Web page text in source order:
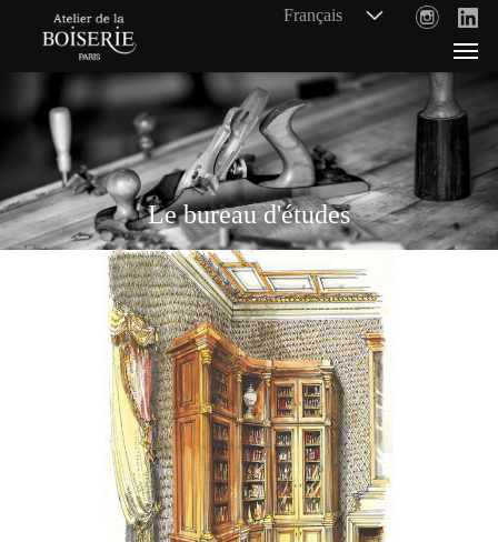
Le bureau d'études